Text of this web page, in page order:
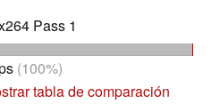
Pass 1
(100%)
tabla de comparación